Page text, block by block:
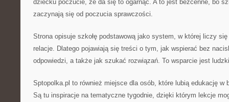
dziecku poczucie, że da się to ogarnąć. A to jest bezcenne, bo
zaczynają się od poczucia sprawczości.
Strona opisuje szkołę podstawową jako system, w której liczy
relacje. Dlatego pojawiają się treści o tym, jak wspierać bez
odpowiedzi, a także jak szukać rozwiązań. To wsparcie jest
Sptopolka.pl to również miejsce dla osób, które lubią edukację w
Są tu inspiracje na tematyczne tygodnie, dzięki którym lekcje